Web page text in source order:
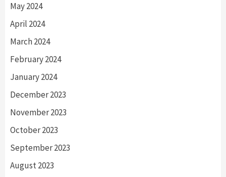
May 2024
April 2024
March 2024
February 2024
January 2024
December 2023
November 2023
October 2023
September 2023
August 2023